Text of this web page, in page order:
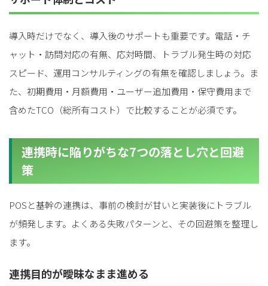
導入時だけでなく、導入後のサポートも重要です。電話・チ
ャット・訪問対応の有無、応対時間、トラブル発生時の対応
スピード、運用コンサルティングの有無を確認しましょう。ま
た、初期費用・月額費用・ユーザー追加費用・保守費用まで
含めたTCO（総所有コスト）で比較することが必須です。
連携時に陥りがちな7つの落とし穴と回避
策
POSと基幹の連携は、事前の検討が甘いと実装後にトラブル
が頻発します。よくある失敗パターンと、その回避策を整理し
ます。
連携目的が曖昧なまま進める